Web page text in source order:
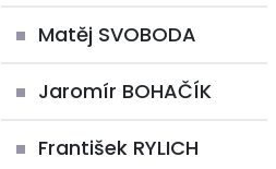
Matěj SVOBODA
Jaromír BOHAČÍK
František RYLICH